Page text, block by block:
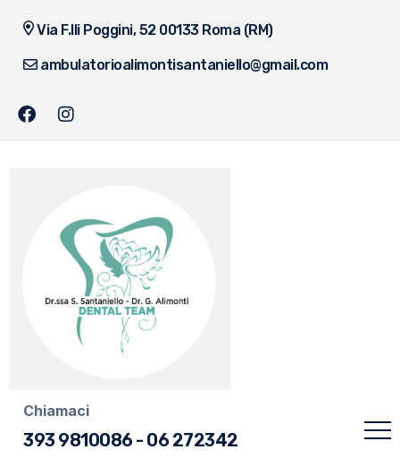
Via F.lli Poggini, 52 00133 Roma (RM)
ambulatorioalimontisantaniello@gmail.com
Chiamaci
393 9810086 - 06 272342